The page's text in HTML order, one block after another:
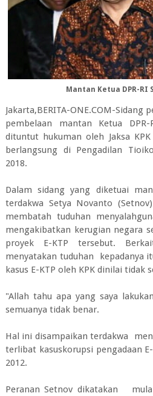
Mantan Ketua DPR-RI
Jakarta,BERITA-ONE.COM-Sidang
pembelaan mantan Ketua
dituntut hukuman oleh Jaksa
berlangsung di Pengadilan
2018.
Dalam sidang yang diketuai
terdakwa Setya Novanto
membatah tuduhan
mengakibatkan kerugian negara
proyek E-KTP tersebut.
menyatakan tuduhan kepadanya
kasus E-KTP oleh KPK dinilai tidak
"Allah tahu apa yang saya
semuanya tidak benar.
Hal ini disampaikan terdakwa
terlibat kasuskorupsi pengadaan
2012.
Peranan Setnov dikatakan